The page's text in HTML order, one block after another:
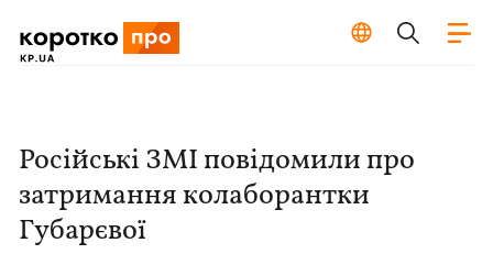
Російські ЗМІ повідомили про
затримання колаборантки
Губарєвої